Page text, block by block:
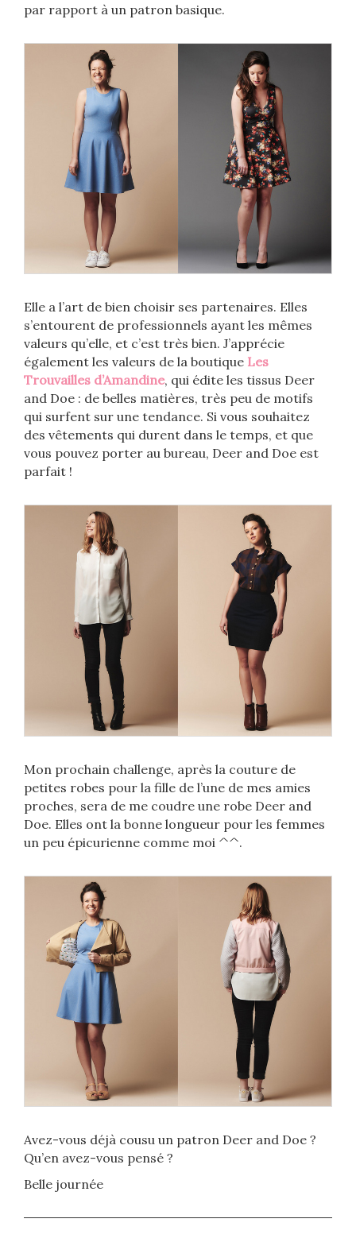
par rapport à un patron basique.
Elle a l’art de bien choisir ses partenaires. Elles
s’entourent de professionnels ayant les mêmes
valeurs qu’elle, et c’est très bien. J’apprécie
également les valeurs de la boutique Les
Trouvailles d’Amandine, qui édite les tissus Deer
and Doe : de belles matières, très peu de motifs
qui surfent sur une tendance. Si vous souhaitez
des vêtements qui durent dans le temps, et que
vous pouvez porter au bureau, Deer and Doe est
parfait !
Mon prochain challenge, après la couture de
petites robes pour la fille de l’une de mes amies
proches, sera de me coudre une robe Deer and
Doe. Elles ont la bonne longueur pour les femmes
un peu épicurienne comme moi ^^.
Avez-vous déjà cousu un patron Deer and Doe ?
Qu’en avez-vous pensé ?
Belle journée